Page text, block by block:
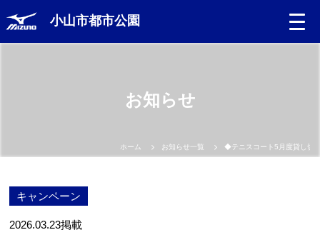
小山市都市公園
お知らせ
ホーム お知らせ一覧 ◆テニスコート5月度貸し切
キャンペーン
2026.03.23掲載